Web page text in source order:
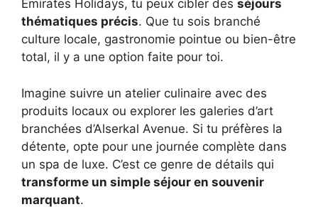
Emirates Holidays, tu peux cibler des séjours
thématiques précis. Que tu sois branché
culture locale, gastronomie pointue ou bien-être
total, il y a une option faite pour toi.
Imagine suivre un atelier culinaire avec des
produits locaux ou explorer les galeries d’art
branchées d’Alserkal Avenue. Si tu préfères la
détente, opte pour une journée complète dans
un spa de luxe. C’est ce genre de détails qui
transforme un simple séjour en souvenir
marquant.